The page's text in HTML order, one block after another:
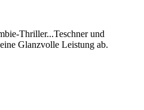
Thriller...Teschner und
Glanzvolle Leistung ab.